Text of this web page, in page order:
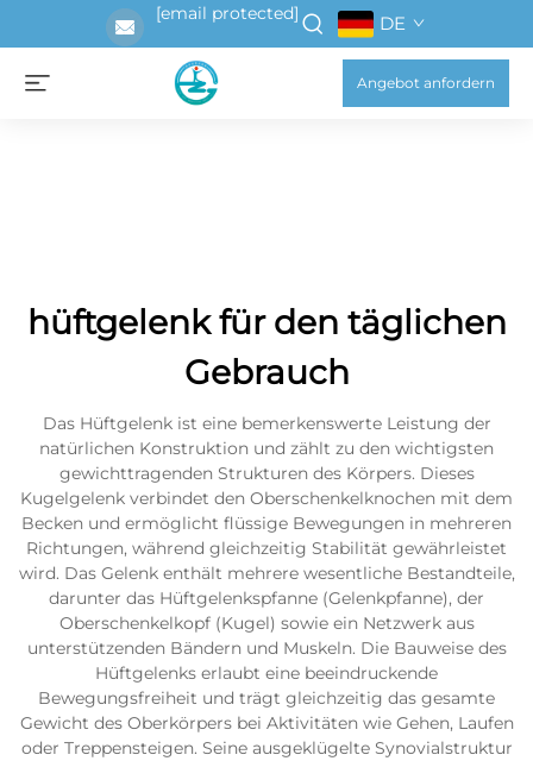
[email protected] DE
Angebot anfordern
hüftgelenk für den täglichen
Gebrauch
Das Hüftgelenk ist eine bemerkenswerte Leistung der
natürlichen Konstruktion und zählt zu den wichtigsten
gewichttragenden Strukturen des Körpers. Dieses
Kugelgelenk verbindet den Oberschenkelknochen mit dem
Becken und ermöglicht flüssige Bewegungen in mehreren
Richtungen, während gleichzeitig Stabilität gewährleistet
wird. Das Gelenk enthält mehrere wesentliche Bestandteile,
darunter das Hüftgelenkspfanne (Gelenkpfanne), der
Oberschenkelkopf (Kugel) sowie ein Netzwerk aus
unterstützenden Bändern und Muskeln. Die Bauweise des
Hüftgelenks erlaubt eine beeindruckende
Bewegungsfreiheit und trägt gleichzeitig das gesamte
Gewicht des Oberkörpers bei Aktivitäten wie Gehen, Laufen
oder Treppensteigen. Seine ausgeklügelte Synovialstruktur